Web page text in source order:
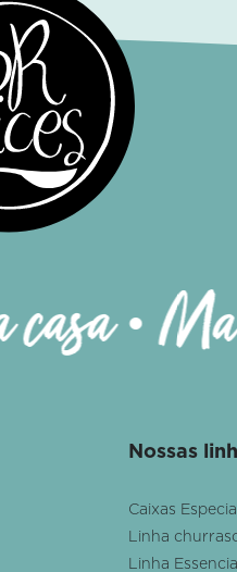
•
Nossas
Caixas
Linha
Linha Essencial